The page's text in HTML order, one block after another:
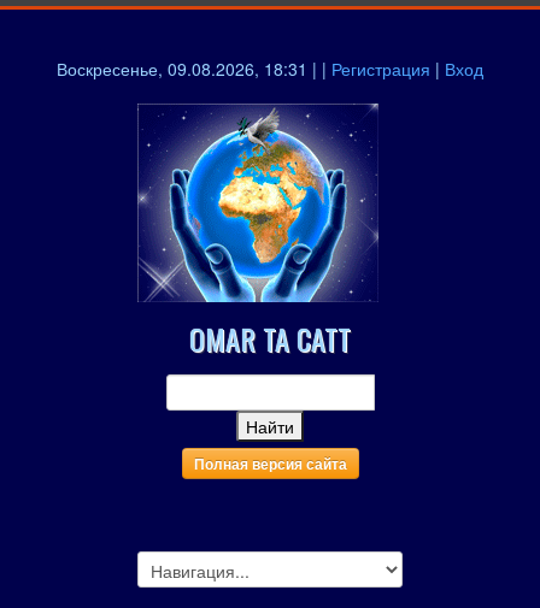
Воскресенье, 09.08.2026, 18:31 | | Регистрация | Вход
OMAR TA CATT
Полная версия сайта